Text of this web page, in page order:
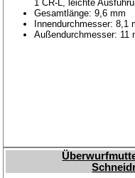
1 CR-L, leichte
Gesamtlänge: 9,6 mm
Innendurchmesser: 8,1
Außendurchmesser: 11